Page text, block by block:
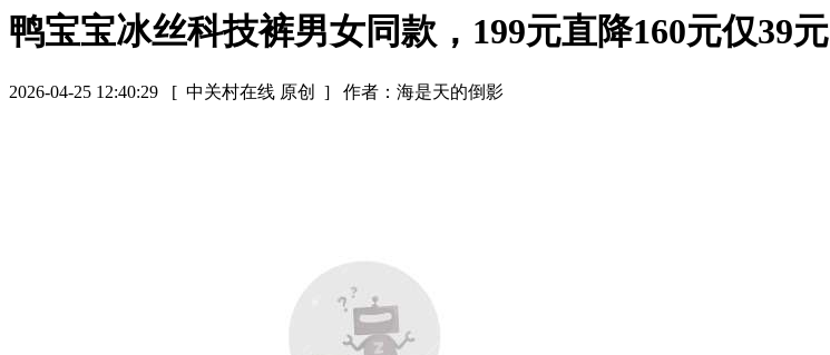
鸭宝宝冰丝科技裤男女同款，199元直降160元仅39元
2026-04-25 12:40:29 [ 中关村在线 原创 ] 作者：海是天的倒影